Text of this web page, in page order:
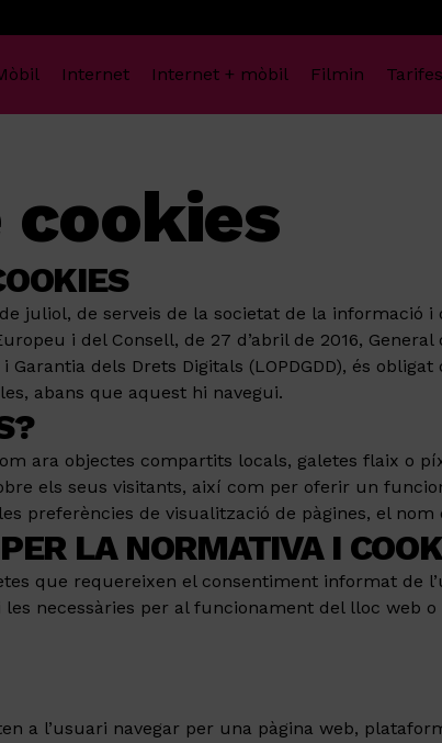
Internet Internet + mòbil Filmin
cookies
juliol, de serveis de la societat de la informació
i del Consell, de 27 d’abril de 2016,
Garantia dels Drets Digitals (LOPDGDD), és
abans que aquest hi navegui.
ara objectes compartits locals, galetes flaix o
els seus visitants, així com per oferir un
preferències de visualització de pàgines, el
LA NORMATIVA I
que requereixen el consentiment informat de
necessàries per al funcionament del lloc web
a l’usuari navegar per una pàgina web,